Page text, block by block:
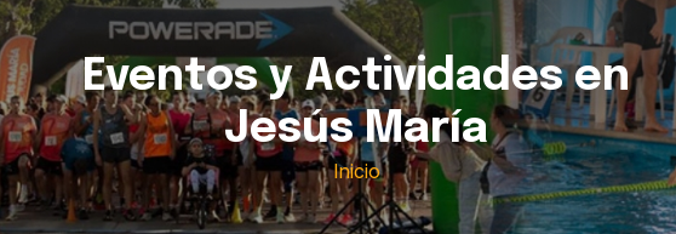
Eventos y Actividades en
Jesús María
Inicio